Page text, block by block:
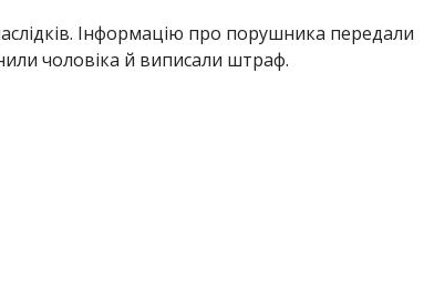
Інформацію про порушника передали
чоловіка й виписали штраф.